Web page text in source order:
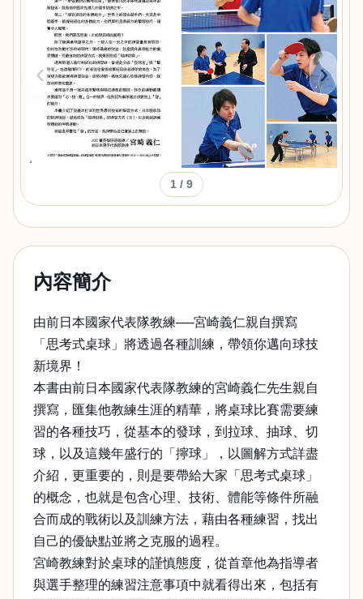
‹ ›
1 / 9
內容簡介
由前日本國家代表隊教練──宮崎義仁親自撰寫
「思考式桌球」將透過各種訓練，帶領你邁向球技
新境界！
本書由前日本國家代表隊教練的宮崎義仁先生親自
撰寫，匯集他教練生涯的精華，將桌球比賽需要練
習的各種技巧，從基本的發球，到拉球、抽球、切
球，以及這幾年盛行的「擰球」，以圖解方式詳盡
介紹，更重要的，則是要帶給大家「思考式桌球」
的概念，也就是包含心理、技術、體能等條件所融
合而成的戰術以及訓練方法，藉由各種練習，找出
自己的優缺點並將之克服的過程。
宮崎教練對於桌球的謹慎態度，從首章他為指導者
與選手整理的練習注意事項中就看得出來，包括有